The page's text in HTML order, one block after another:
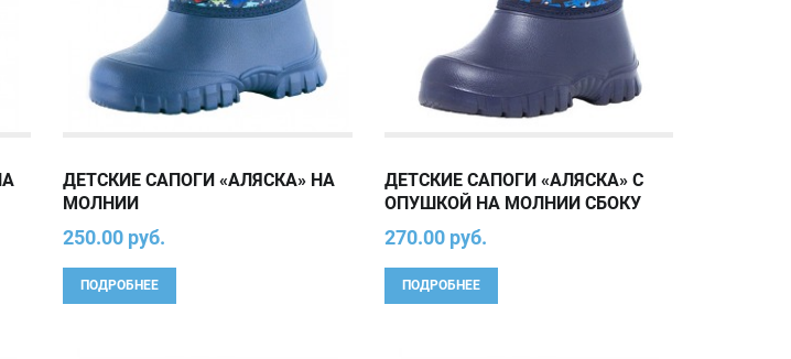
ДЕТСКИЕ САПОГИ «АЛЯСКА» НА
МОЛНИИ
250.00 руб.
ПОДРОБНЕЕ
ДЕТСКИЕ САПОГИ «АЛЯСКА» С
ОПУШКОЙ НА МОЛНИИ СБОКУ
270.00 руб.
ПОДРОБНЕЕ